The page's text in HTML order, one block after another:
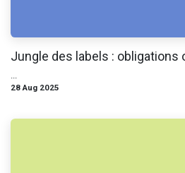
Jungle des labels : obligations
28 Aug 2025